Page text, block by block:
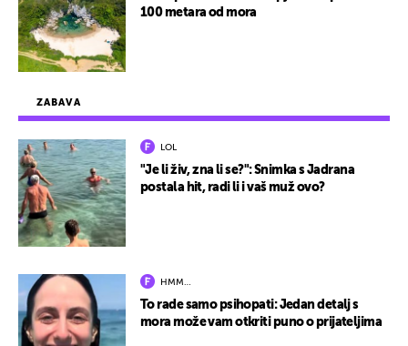
ZABAVA
LOL
"Je li živ, zna li se?": Snimka s Jadrana
postala hit, radi li i vaš muž ovo?
HMM…
To rade samo psihopati: Jedan detalj s
mora može vam otkriti puno o prijateljima
100 metara od mora